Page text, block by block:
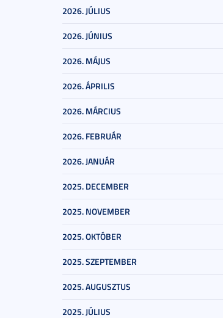
2026. JÚLIUS
2026. JÚNIUS
2026. MÁJUS
2026. ÁPRILIS
2026. MÁRCIUS
2026. FEBRUÁR
2026. JANUÁR
2025. DECEMBER
2025. NOVEMBER
2025. OKTÓBER
2025. SZEPTEMBER
2025. AUGUSZTUS
2025. JÚLIUS